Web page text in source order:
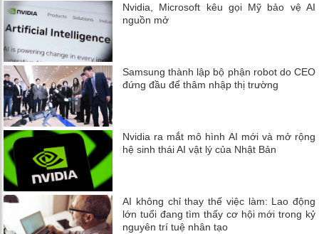
Nvidia, Microsoft kêu gọi Mỹ bảo vệ AI
nguồn mở
Samsung thành lập bộ phận robot do CEO
đứng đầu để thâm nhập thị trường
Nvidia ra mắt mô hình AI mới và mở rộng
hệ sinh thái AI vật lý của Nhật Bản
AI không chỉ thay thế việc làm: Lao động
lớn tuổi đang tìm thấy cơ hội mới trong kỷ
nguyên trí tuệ nhân tạo